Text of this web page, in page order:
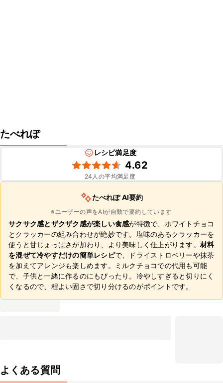
たべれぽ
レシピ満足度
4.62
24 人の平均満足度
たべれぽ AI要約
※ユーザーの声をAIが自動で要約しています
サクサク感とザクザク感が楽しい食感が特徴で、ホワイトチョコ
とクラッカーの組み合わせが絶妙です。塩味のあるクラッカーを
使うと甘じょっぱさが加わり、より美味しく仕上がります。 材料
を混ぜて冷やすだけの簡単レシピで、ドライストロベリーや抹茶
を加えてアレンジも楽しめます。ミルクチョコでの代用も可能
で、子供と一緒に作るのにもぴったり。冷やしすぎると切りにく
くなるので、程よい固さで切り分けるのがポイントです。
よくある質問